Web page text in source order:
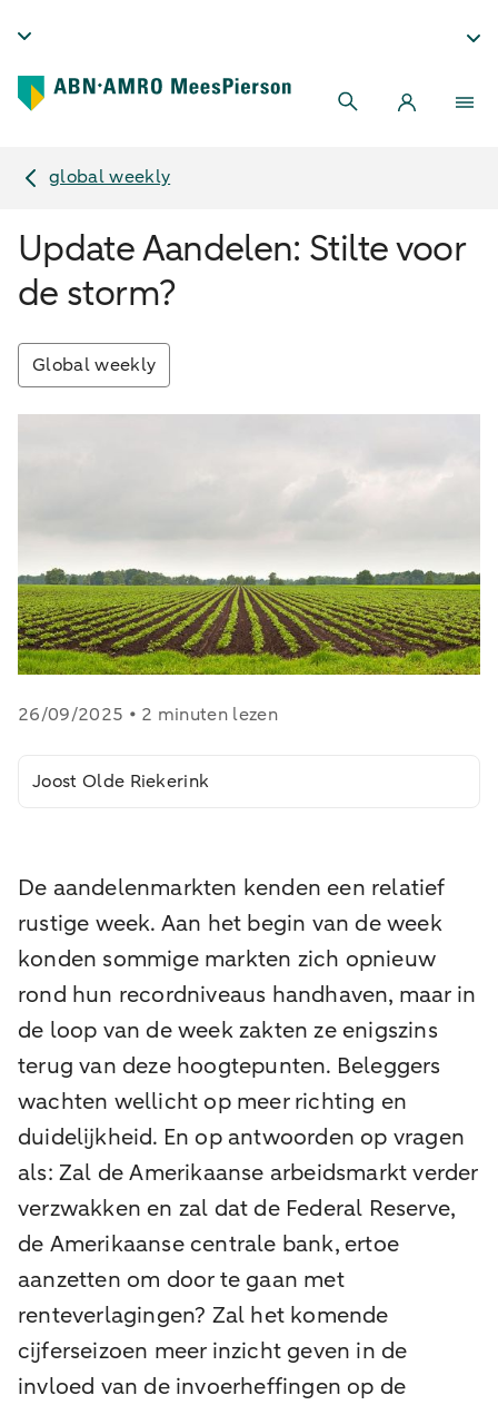
global weekly
Update Aandelen: Stilte voor
de storm?
Global weekly
26/09/2025 • 2 minuten lezen
Joost Olde Riekerink
De aandelenmarkten kenden een relatief
rustige week. Aan het begin van de week
konden sommige markten zich opnieuw
rond hun recordniveaus handhaven, maar in
de loop van de week zakten ze enigszins
terug van deze hoogtepunten. Beleggers
wachten wellicht op meer richting en
duidelijkheid. En op antwoorden op vragen
als: Zal de Amerikaanse arbeidsmarkt verder
verzwakken en zal dat de Federal Reserve,
de Amerikaanse centrale bank, ertoe
aanzetten om door te gaan met
renteverlagingen? Zal het komende
cijferseizoen meer inzicht geven in de
invloed van de invoerheffingen op de